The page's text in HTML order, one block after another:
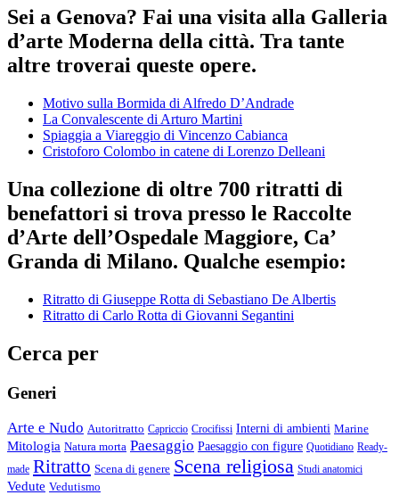
Sei a Genova? Fai una visita alla Galleria
d’arte Moderna della città. Tra tante
altre troverai queste opere.
Motivo sulla Bormida di Alfredo D’Andrade
La Convalescente di Arturo Martini
Spiaggia a Viareggio di Vincenzo Cabianca
Cristoforo Colombo in catene di Lorenzo Delleani
Una collezione di oltre 700 ritratti di
benefattori si trova presso le Raccolte
d’Arte dell’Ospedale Maggiore, Ca’
Granda di Milano. Qualche esempio:
Ritratto di Giuseppe Rotta di Sebastiano De Albertis
Ritratto di Carlo Rotta di Giovanni Segantini
Cerca per
Generi
Arte e Nudo Autoritratto Capriccio Crocifissi Interni di ambienti Marine
Mitologia Natura morta Paesaggio Paesaggio con figure Quotidiano Ready-
made Ritratto Scena di genere Scena religiosa Studi anatomici
Vedute Vedutismo